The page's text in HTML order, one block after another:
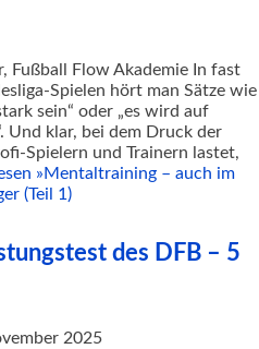
Fußball Flow Akademie In fast
Spielen hört man Sätze wie
sein“ oder „es wird auf
Und klar, bei dem Druck der
Spielern und Trainern lastet,
»Mentaltraining – auch im
(Teil 1)
des DFB – 5
2025